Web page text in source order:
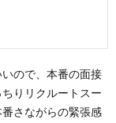
ので、本番の面接
りリクルートスー
さながらの緊張感